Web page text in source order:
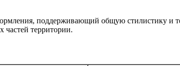
поддерживающий общую стилистику и
частей территории.